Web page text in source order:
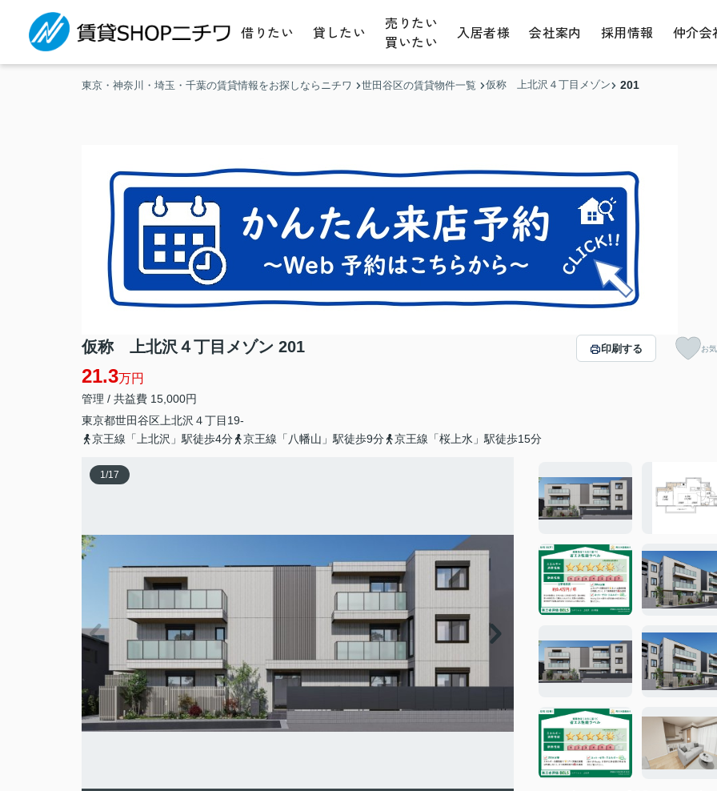
借りたい 貸したい
売りたい
買いたい
入居者様 会社案内 採用情報 仲介会
東京・神奈川・埼玉・千葉の賃貸情報をお探しならニチワ 世田谷区の賃貸物件一覧 仮称 上北沢４丁目メゾン 201
仮称 上北沢４丁目メゾン 201
21.3万円
管理 / 共益費 15,000円
東京都世田谷区 上北沢 ４丁目19-
京王線「上北沢」駅徒歩4分
京王線「八幡山」駅徒歩9分 京王線「桜上水」駅徒歩15分
印刷する お
1/17